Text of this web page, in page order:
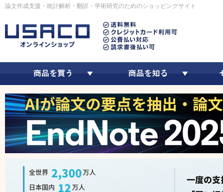
論文作成支援・統計解析・翻訳・学術研究のためのショッピングサイト